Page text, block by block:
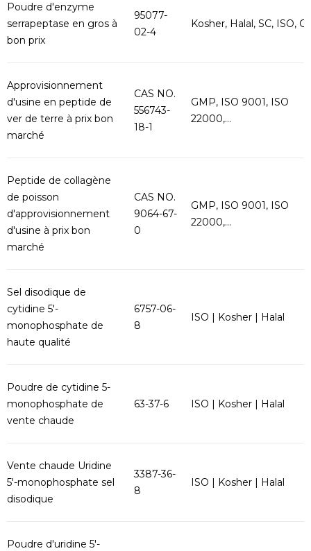
Poudre d'enzyme
serrapeptase en gros à
bon prix
95077-
02-4
Kosher, Halal, SC, ISO,
Approvisionnement
d'usine en peptide de
ver de terre à prix bon
marché
CAS NO.
556743-
18-1
GMP, ISO 9001, ISO
22000,...
Peptide de collagène
de poisson
d'approvisionnement
d'usine à prix bon
marché
CAS NO.
9064-67-
0
GMP, ISO 9001, ISO
22000,...
Sel disodique de
cytidine 5'-
monophosphate de
haute qualité
6757-06-
8
ISO | Kosher | Halal
Poudre de cytidine 5-
monophosphate de
vente chaude
63-37-6 ISO | Kosher | Halal
Vente chaude Uridine
5'-monophosphate sel
disodique
3387-36-
8
ISO | Kosher | Halal
Poudre d'uridine 5'-